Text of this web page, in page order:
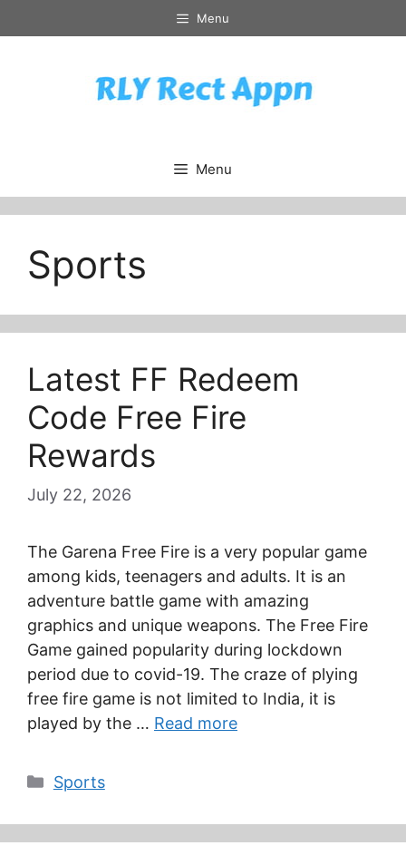
to
Menu
Menu
Sports
Latest FF Redeem
Code Free Fire
Rewards
July 22, 2026
The Garena Free Fire is a very popular game
among kids, teenagers and adults. It is an
adventure battle game with amazing
graphics and unique weapons. The Free Fire
Game gained popularity during lockdown
period due to covid-19. The craze of plying
free fire game is not limited to India, it is
played by the … Read more
Categories
Sports